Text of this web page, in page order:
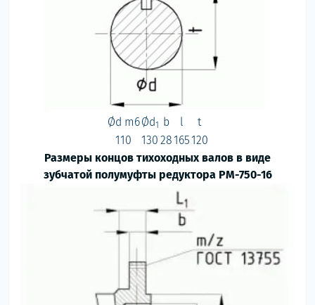
Ød m6Ød1 b l
t
110
130 28165120
Размеры концов тихоходных валов в виде
зубчатой полумуфты редуктора РМ-750-16